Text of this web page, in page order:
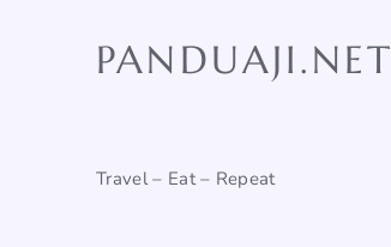
PANDUAJI.NET
Travel – Eat – Repeat